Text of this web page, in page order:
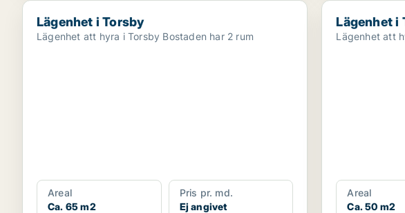
Lägenhet i Torsby
Lägenhet i Torsby
Lägenhet att hyra i Torsby Bostaden har 2 rum
Areal
Ca. 65 m2
Pris pr. md.
Ej angivet
Lägenhet i
Lägenhet i
Areal
Ca. 50 m2